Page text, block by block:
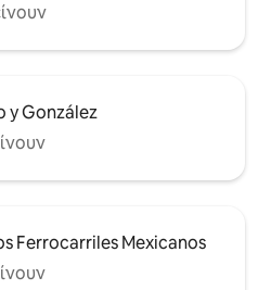
y González
Ferrocarriles Mexicanos